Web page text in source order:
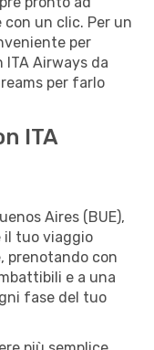
un clic. Per un
per
Airways da
per farlo
ITA
Aires (BUE),
il tuo viaggio
prenotando con
e a una
fase del tuo